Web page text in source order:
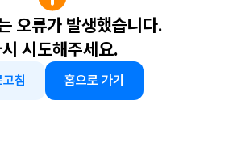
오류가 발생했습니다.
시도해주세요.
침 홈으로 가기